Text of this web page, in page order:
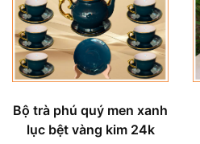
Bộ trà phú quý men xanh
lục bệt vàng kim 24k